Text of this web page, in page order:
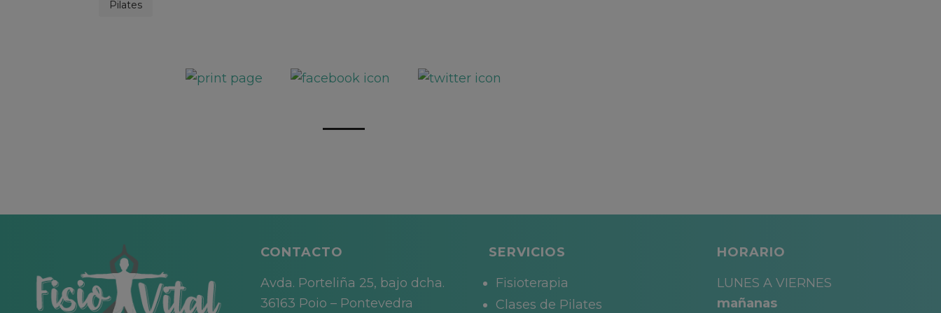
Pilates
CONTACTO
Avda. Porteliña 25, bajo dcha.
36163 Poio – Pontevedra
SERVICIOS
Fisioterapia
Clases de Pilates
HORARIO
LUNES A VIERNES
mañanas